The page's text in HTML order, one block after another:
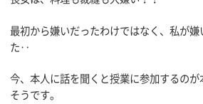
最初から嫌いだったわけではなく、私が
た‥
今、本人に話を聞くと授業に参加するの
そうです。